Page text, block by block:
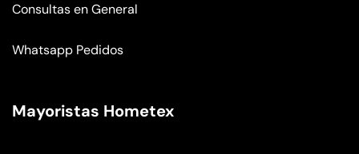
Consultas en General
Whatsapp Pedidos
Mayoristas Hometex